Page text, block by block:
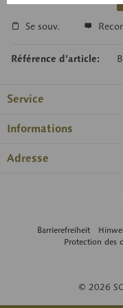
Se souv.
Référence d’article:
Service
Informations
Adresse
© 2026
Barrierefreiheit
Protection des